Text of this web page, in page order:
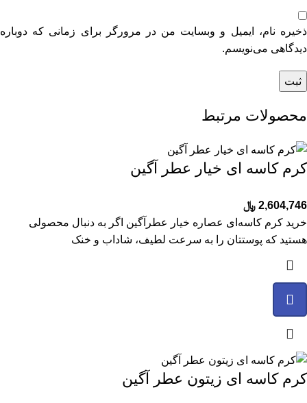
ذخیره نام، ایمیل و وبسایت من در مرورگر برای زمانی که دوباره
دیدگاهی می‌نویسم.
محصولات مرتبط
کرم کاسه ای خیار عطر آگین
2,604,746 ﷼
خرید کرم کاسه‌ای عصاره خیار عطرآگین اگر به دنبال محصولی
هستید که پوستتان را به سرعت لطیف، شاداب و خنک
کرم کاسه ای زیتون عطر آگین